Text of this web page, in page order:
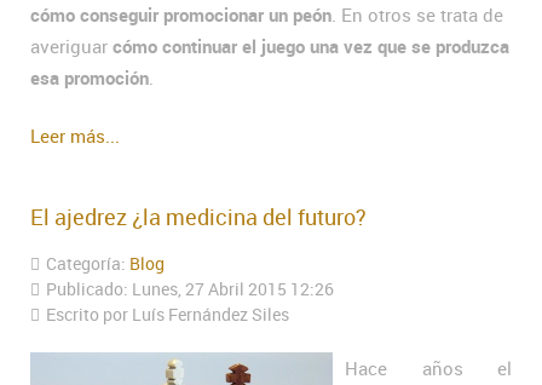
cómo conseguir promocionar un peón . En otros se trata de
averiguar cómo continuar el juego una vez que se produzca
esa promoción
Leer más...
El ajedrez ¿la medicina del futuro?
Categoría: Blog
Publicado: Lunes, 27 Abril 2015 12:26
Escrito por Luís Fernández Siles
Hace años el